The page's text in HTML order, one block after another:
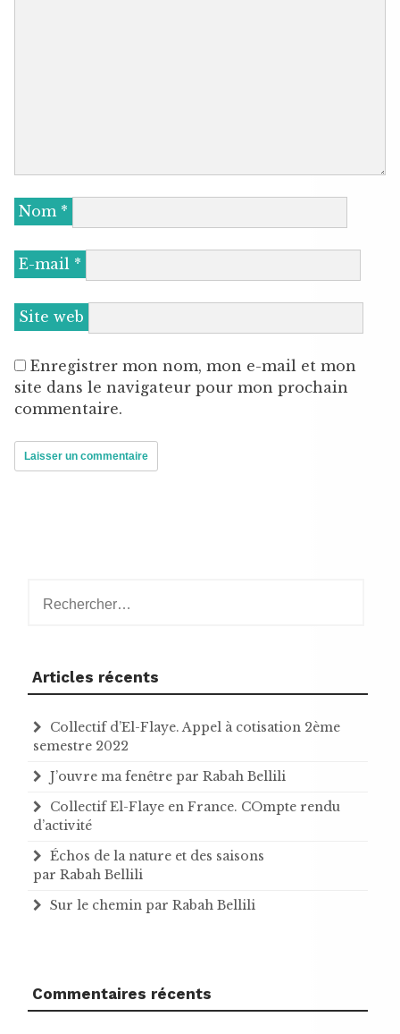
Nom *
E-mail *
Site web
Enregistrer mon nom, mon e-mail et mon
site dans le navigateur pour mon prochain
commentaire.
Articles récents
Collectif d’El-Flaye. Appel à cotisation 2ème
semestre 2022
J’ouvre ma fenêtre par Rabah Bellili
Collectif El-Flaye en France. COmpte rendu
d’activité
Échos de la nature et des saisons
par Rabah Bellili
Sur le chemin par Rabah Bellili
Commentaires récents